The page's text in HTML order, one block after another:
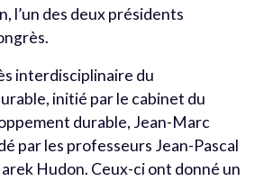
l’un des deux présidents
interdisciplinaire du
initié par le cabinet du
durable, Jean-Marc
par les professeurs Jean-Pascal
Hudon. Ceux-ci ont donné un